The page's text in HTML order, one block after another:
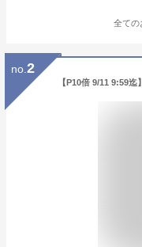
全ての
no. 2